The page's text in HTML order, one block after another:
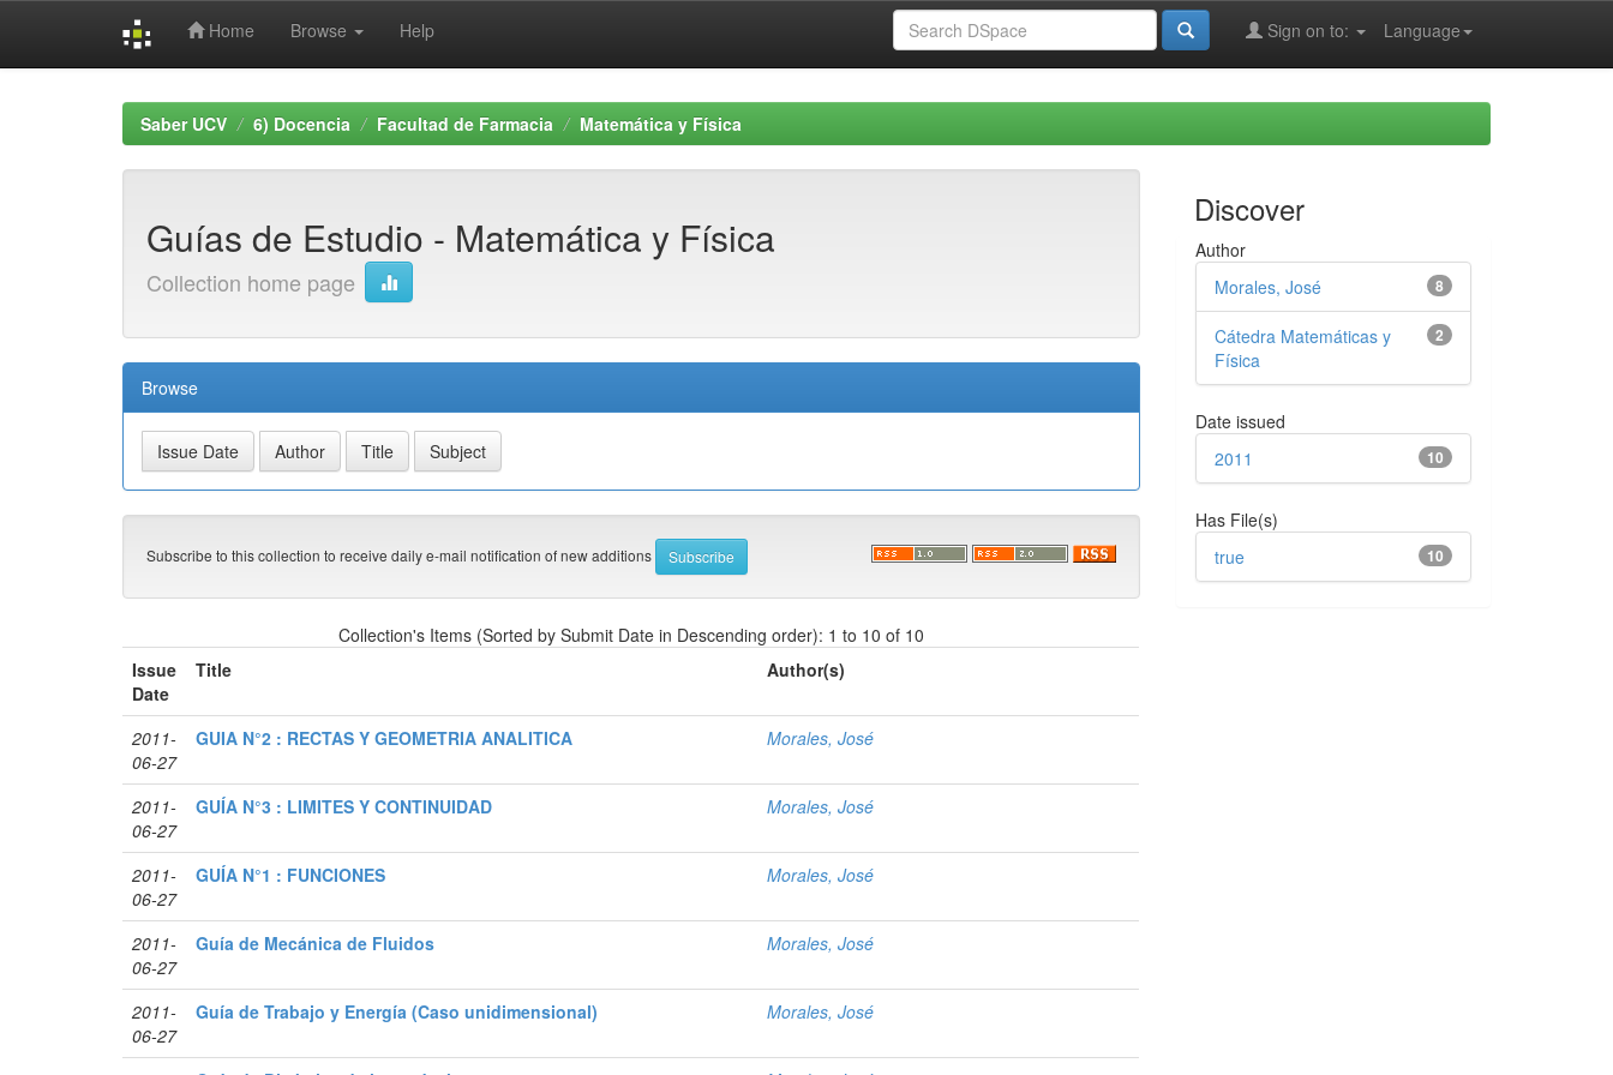
Home Browse Help Language
Sign on to:
Saber UCV 6) Docencia Facultad de Farmacia Matemática y Física
Guías de Estudio - Matemática y Física
Collection home page
Browse
Subscribe to this collection to receive daily e-mail notification of new additions
Collection's Items (Sorted by Submit Date in Descending order): 1 to 10 of 10
Issue
Date
Title Author(s)
2011-
06-27
GUIA N°2 : RECTAS Y GEOMETRIA ANALITICA Morales, José
2011-
06-27
GUÍA N°3 : LIMITES Y CONTINUIDAD Morales, José
2011-
06-27
GUÍA N°1 : FUNCIONES Morales, José
2011-
06-27
Guía de Mecánica de Fluidos Morales, José
2011-
06-27
Guía de Trabajo y Energía (Caso unidimensional) Morales, José
Discover
Author
8
Morales, José
2
Cátedra Matemáticas y
Física
Date issued
10
2011
Has File(s)
10
true